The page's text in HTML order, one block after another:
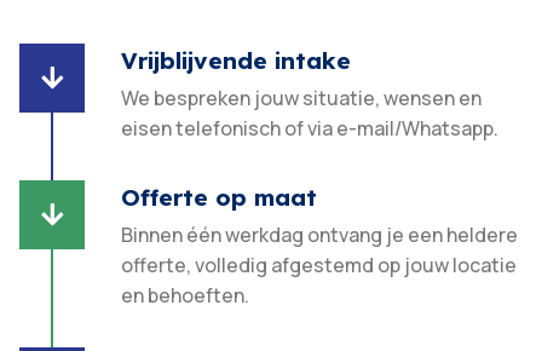

Vrijblijvende intake
We bespreken jouw situatie, wensen en
eisen telefonisch of via e-mail/Whatsapp.

Offerte op maat
Binnen één werkdag ontvang je een heldere
offerte, volledig afgestemd op jouw locatie
en behoeften.​